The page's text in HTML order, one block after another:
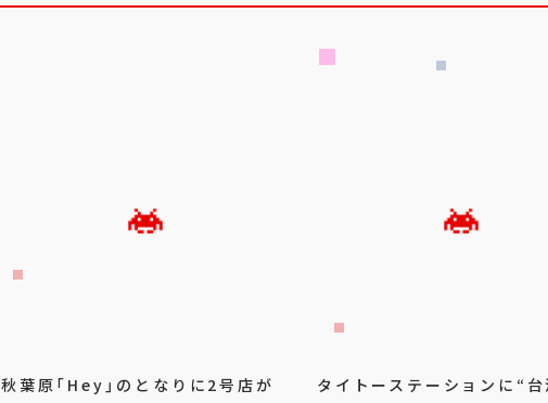
秋葉原「Hey」のとなりに2号店が
タイトーステーションに“台